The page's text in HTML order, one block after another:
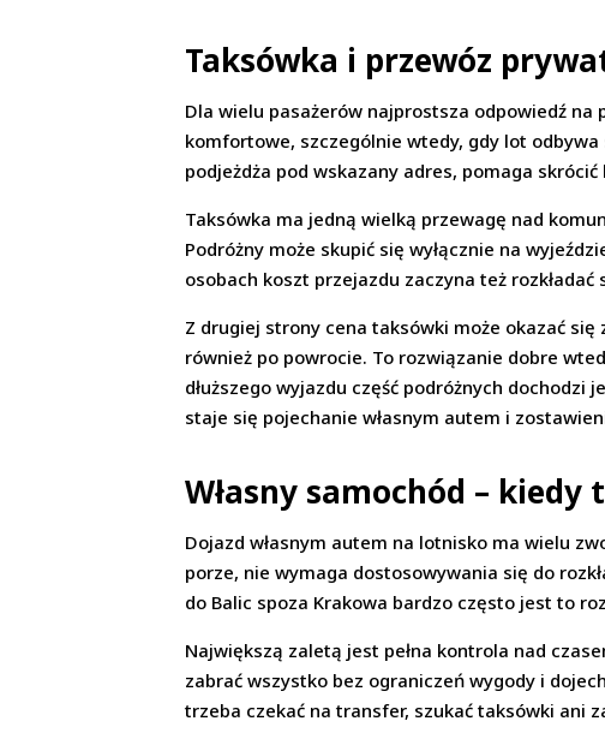
Taksówka i przewóz
Dla wielu pasażerów najprostsza odpowiedź
komfortowe, szczególnie wtedy, gdy lot
podjeżdża pod wskazany adres, pomaga
Taksówka ma jedną wielką przewagę nad
Podróżny może skupić się wyłącznie na
osobach koszt przejazdu zaczyna też
Z drugiej strony cena taksówki może okazać
również po powrocie. To rozwiązanie dobre
dłuższego wyjazdu część podróżnych dochodzi
staje się pojechanie własnym autem i
Własny samochód –
Dojazd własnym autem na lotnisko ma wielu
porze, nie wymaga dostosowywania się do
do Balic spoza Krakowa bardzo często jest to
Największą zaletą jest pełna kontrola nad
zabrać wszystko bez ograniczeń wygody i
trzeba czekać na transfer, szukać taksówki ani